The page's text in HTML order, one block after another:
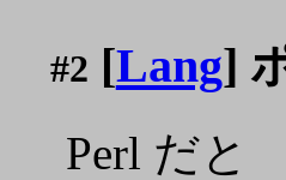
#2 [Lang]
Perl だと